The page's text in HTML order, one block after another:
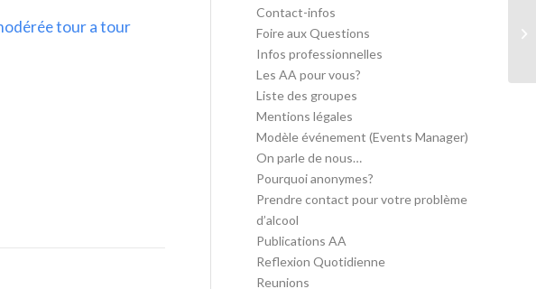
tour a tour
Contact-infos
Foire aux Questions
Infos professionnelles
Les AA pour vous?
Liste des groupes
Mentions légales
Modèle événement (Events Manager)
On parle de nous…
Pourquoi anonymes?
Prendre contact pour votre problème
d’alcool
Publications AA
Reflexion Quotidienne
Reunions